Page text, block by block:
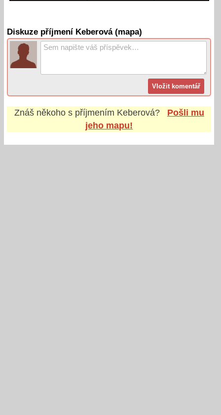
Diskuze příjmení Keberová (mapa)
Znáš někoho s příjmením Keberová?
Pošli mu
jeho mapu!